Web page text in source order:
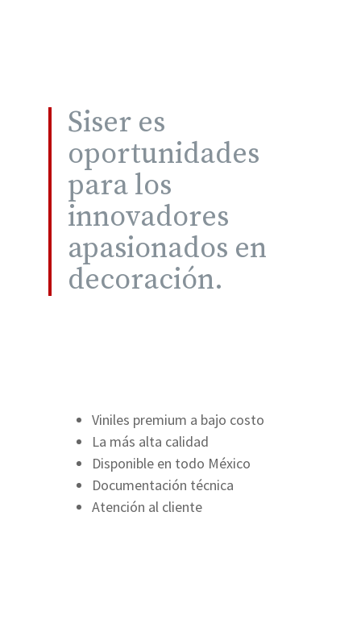
Siser es
oportunidades
para los
innovadores
apasionados en
decoración.
Viniles premium a bajo costo
La más alta calidad
Disponible en todo México
Documentación técnica
Atención al cliente